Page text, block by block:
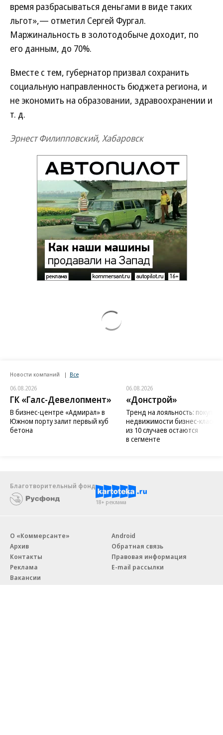
время разбрасываться деньгами в виде таких
льгот»,— отметил Сергей Фургал.
Маржинальность в золотодобыче доходит, по
его данным, до 70%.
Вместе с тем, губернатор призвал сохранить
социальную направленность бюджета региона, и
не экономить на образовании, здравоохранении и
т. д.
Эрнест Филипповский, Хабаровск
Новости партнеров
ВСУ точно получат десятки тысяч новых
солдат
Путин озвучил итоговый план СВО
Зеленский неожиданно высказался о
возвращении Крыма
Заставим раскаяться: союзник России
дал грозное обещание
Новости компаний
В бизнес-центре «Адмирал» в
Южном порту залит первый куб
бетона
Тренд на лояльность:
недвижимости бизнес-класса
из 10 случаев остаются
в сегменте